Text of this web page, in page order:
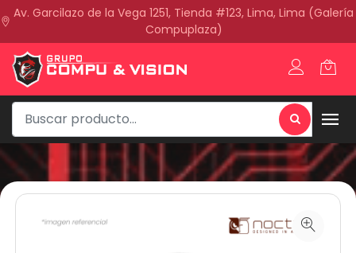
Av. Garcilazo de la Vega 1251, Tienda #123, Lima, Lima (Galería
Compuplaza)